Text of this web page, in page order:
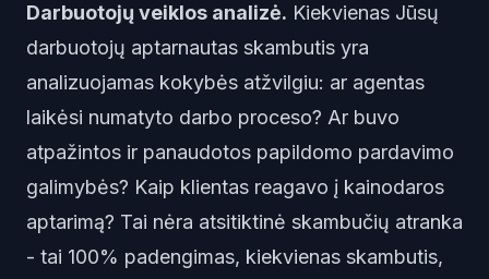
Darbuotojų veiklos analizė. Kiekvienas Jūsų
darbuotojų aptarnautas skambutis yra
analizuojamas kokybės atžvilgiu: ar agentas
laikėsi numatyto darbo proceso? Ar buvo
atpažintos ir panaudotos papildomo pardavimo
galimybės? Kaip klientas reagavo į kainodaros
aptarimą? Tai nėra atsitiktinė skambučių atranka
- tai 100% padengimas, kiekvienas skambutis,